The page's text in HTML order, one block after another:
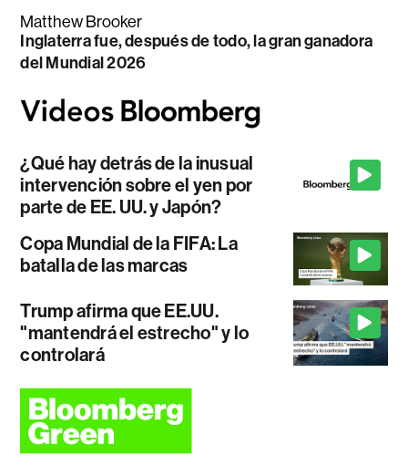
Matthew Brooker
Inglaterra fue, después de todo, la gran ganadora
del Mundial 2026
¿Qué hay detrás de la inusual
intervención sobre el yen por
parte de EE. UU. y Japón?
Copa Mundial de la FIFA: La
batalla de las marcas
Trump afirma que EE.UU.
"mantendrá el estrecho" y lo
controlará